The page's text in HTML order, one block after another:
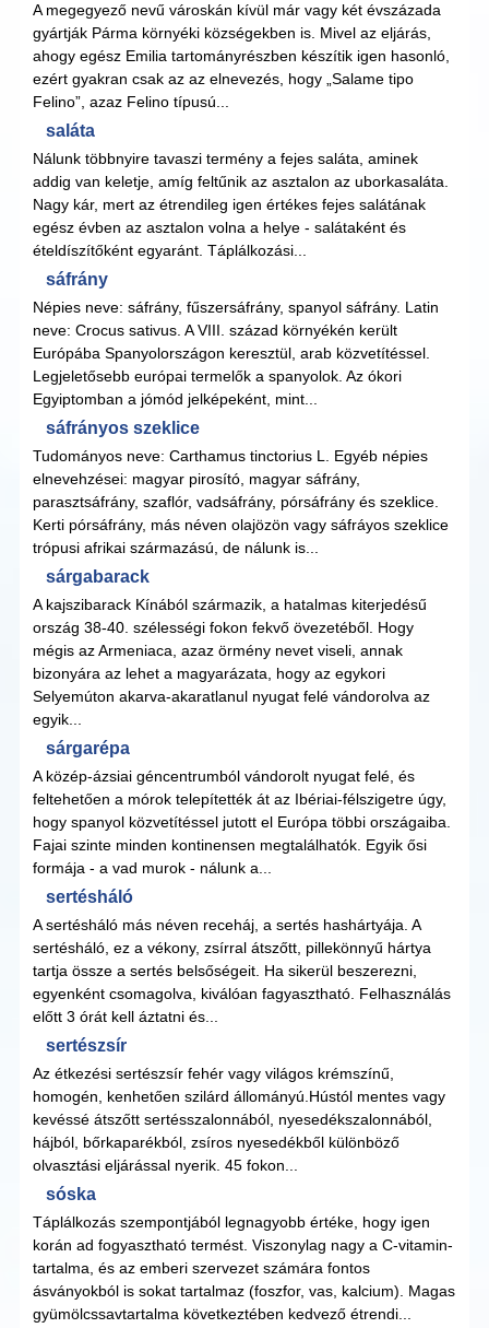
A megegyező nevű városkán kívül már vagy két évszázada
gyártják Párma környéki községekben is. Mivel az eljárás,
ahogy egész Emilia tartományrészben készítik igen hasonló,
ezért gyakran csak az az elnevezés, hogy „Salame tipo
Felino”, azaz Felino típusú...
saláta
Nálunk többnyire tavaszi termény a fejes saláta, aminek
addig van keletje, amíg feltűnik az asztalon az uborkasaláta.
Nagy kár, mert az étrendileg igen értékes fejes salátának
egész évben az asztalon volna a helye - salátaként és
ételdíszítőként egyaránt. Táplálkozási...
sáfrány
Népies neve: sáfrány, fűszersáfrány, spanyol sáfrány. Latin
neve: Crocus sativus. A VIII. század környékén került
Európába Spanyolországon keresztül, arab közvetítéssel.
Legjeletősebb európai termelők a spanyolok. Az ókori
Egyiptomban a jómód jelképeként, mint...
sáfrányos szeklice
Tudományos neve: Carthamus tinctorius L. Egyéb népies
elnevehzései: magyar pirosító, magyar sáfrány,
parasztsáfrány, szaflór, vadsáfrány, pórsáfrány és szeklice.
Kerti pórsáfrány, más néven olajözön vagy sáfráyos szeklice
trópusi afrikai származású, de nálunk is...
sárgabarack
A kajszibarack Kínából származik, a hatalmas kiterjedésű
ország 38-40. szélességi fokon fekvő övezetéből. Hogy
mégis az Armeniaca, azaz örmény nevet viseli, annak
bizonyára az lehet a magyarázata, hogy az egykori
Selyemúton akarva-akaratlanul nyugat felé vándorolva az
egyik...
sárgarépa
A közép-ázsiai géncentrumból vándorolt nyugat felé, és
feltehetően a mórok telepítették át az Ibériai-félszigetre úgy,
hogy spanyol közvetítéssel jutott el Európa többi országaiba.
Fajai szinte minden kontinensen megtalálhatók. Egyik ősi
formája - a vad murok - nálunk a...
sertésháló
A sertésháló más néven receháj, a sertés hashártyája. A
sertésháló, ez a vékony, zsírral átszőtt, pillekönnyű hártya
tartja össze a sertés belsőségeit. Ha sikerül beszerezni,
egyenként csomagolva, kiválóan fagyasztható. Felhasználás
előtt 3 órát kell áztatni és...
sertészsír
Az étkezési sertészsír fehér vagy világos krémszínű,
homogén, kenhetően szilárd állományú.Hústól mentes vagy
kevéssé átszőtt sertésszalonnából, nyesedékszalonnából,
hájból, bőrkaparékból, zsíros nyesedékből különböző
olvasztási eljárással nyerik. 45 fokon...
sóska
Táplálkozás szempontjából legnagyobb értéke, hogy igen
korán ad fogyasztható termést. Viszonylag nagy a C-vitamin-
tartalma, és az emberi szervezet számára fontos
ásványokból is sokat tartalmaz (foszfor, vas, kalcium). Magas
gyümölcssavtartalma következtében kedvező étrendi...